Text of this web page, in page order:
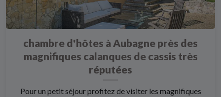
chambre d'hôtes à Aubagne près des
magnifiques calanques de cassis très
réputées
Pour un petit séjour profitez de visiter les magnifiques